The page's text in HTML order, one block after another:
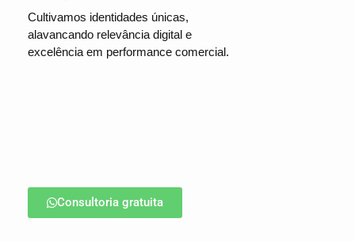
Cultivamos identidades únicas,
alavancando relevância digital e
excelência em performance comercial.
Consultoria gratuita